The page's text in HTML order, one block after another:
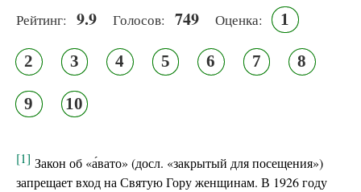
Рейтинг: 9.9 Голосов: 749 Оценка: 1
2 3 4 5 6 7 8
9 10
[1] Закон об «а́вато» (досл. «закрытый для посещения»)
запрещает вход на Святую Гору женщинам. В 1926 году